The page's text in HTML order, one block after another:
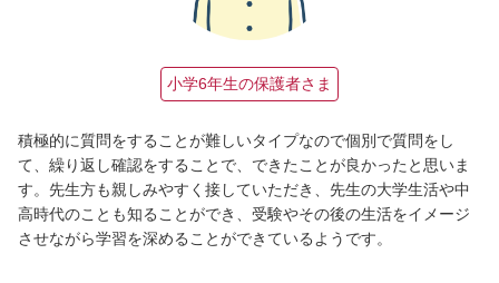
小学6年生の保護者さま
積極的に質問をすることが難しいタイプなので個別で質問をし
て、繰り返し確認をすることで、できたことが良かったと思いま
す。先生方も親しみやすく接していただき、先生の大学生活や中
高時代のことも知ることができ、受験やその後の生活をイメージ
させながら学習を深めることができているようです。